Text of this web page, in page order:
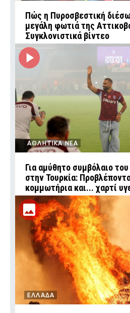
Πώς η Πυροσβεστική
μεγάλη φωτιά της
Συγκλονιστικά βίντεο
ΑΘΛΗΤΙΚΑ ΝΕΑ
Για αμύθητο συμβόλαιο
στην Τουρκία:
κομμωτήρια και... χαρτί
ΕΛΛΑΔΑ